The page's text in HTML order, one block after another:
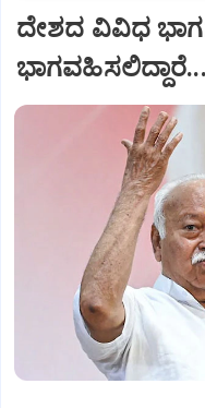
ದೇಶದ ವಿವಿಧ
ಭಾಗವಹಿಸಲಿದ್ದಾರೆ...